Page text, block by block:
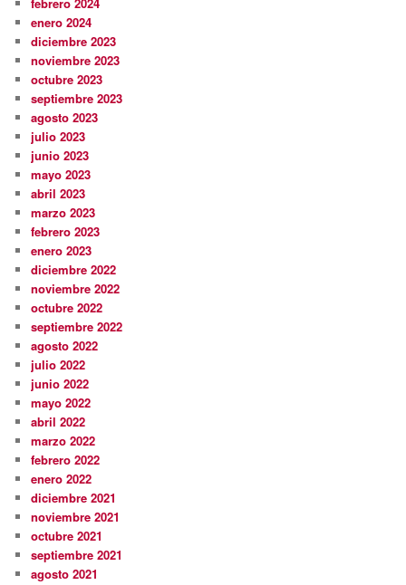
febrero 2024
enero 2024
diciembre 2023
noviembre 2023
octubre 2023
septiembre 2023
agosto 2023
julio 2023
junio 2023
mayo 2023
abril 2023
marzo 2023
febrero 2023
enero 2023
diciembre 2022
noviembre 2022
octubre 2022
septiembre 2022
agosto 2022
julio 2022
junio 2022
mayo 2022
abril 2022
marzo 2022
febrero 2022
enero 2022
diciembre 2021
noviembre 2021
octubre 2021
septiembre 2021
agosto 2021